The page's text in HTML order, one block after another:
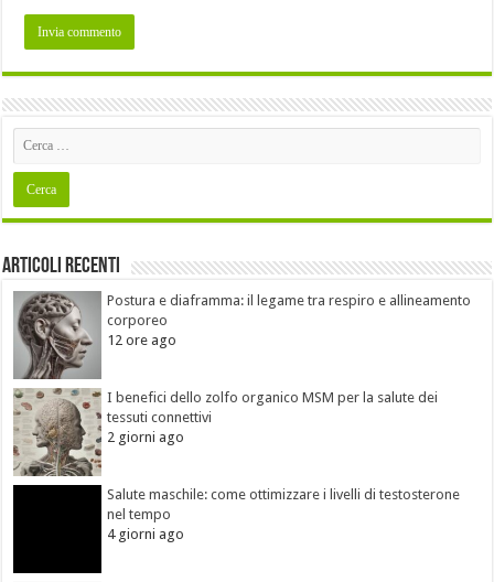
Articoli recenti
Postura e diaframma: il legame tra respiro e allineamento
corporeo
12 ore ago
I benefici dello zolfo organico MSM per la salute dei
tessuti connettivi
2 giorni ago
Salute maschile: come ottimizzare i livelli di testosterone
nel tempo
4 giorni ago